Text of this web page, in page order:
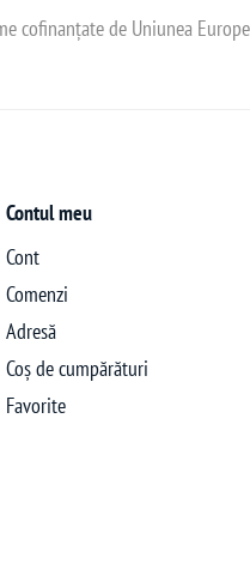
cofinanțate de Uniunea
Contul meu
Cont
Comenzi
Adresă
Coș de cumpărături
Favorite